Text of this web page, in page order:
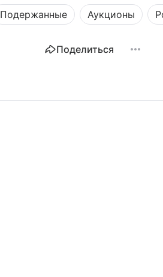
Подержанные Аукционы
Поделиться